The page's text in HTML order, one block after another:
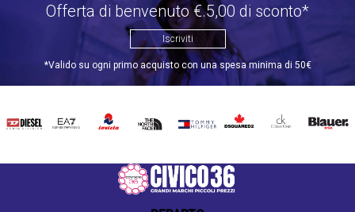
Offerta di benvenuto €.5,00 di sconto*
Iscriviti
*Valido su ogni primo acquisto con una spesa minima di 50€
DIESEL EA7 INVICTATHE
TOMMY
DSQUARED2
CALVIN BLAUER